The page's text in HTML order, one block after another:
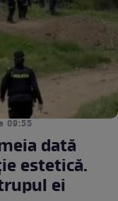
09:55
dată
estetică.
ei